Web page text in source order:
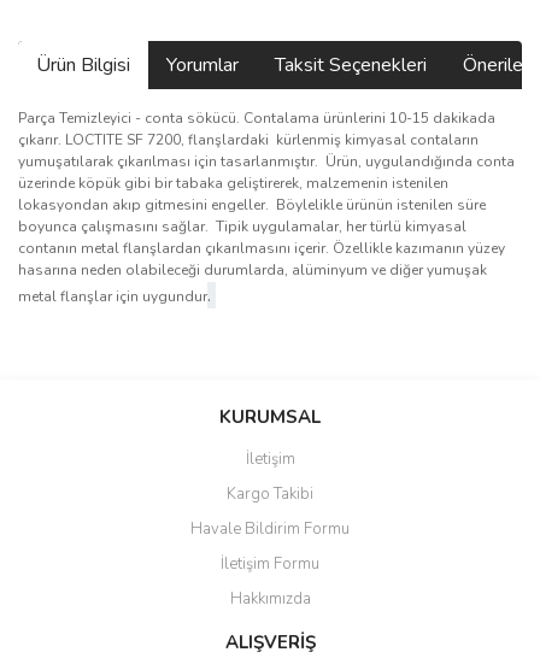
Ürün Bilgisi Yorumlar Taksit Seçenekleri
Parça Temizleyici - conta sökücü. Contalama ürünlerini 10-15 dakikada
çıkarır. LOCTITE SF 7200, flanşlardaki kürlenmiş kimyasal contaların
yumuşatılarak çıkarılması için tasarlanmıştır. Ürün, uygulandığında conta
üzerinde köpük gibi bir tabaka geliştirerek, malzemenin istenilen
lokasyondan akıp gitmesini engeller. Böylelikle ürünün istenilen süre
boyunca çalışmasını sağlar. Tipik uygulamalar, her türlü kimyasal
contanın metal flanşlardan çıkarılmasını içerir. Özellikle kazımanın yüzey
hasarına neden olabileceği durumlarda, alüminyum ve diğer yumuşak
metal flanşlar için uygundur.
Bu ürüne ilk yorumu siz yapın!
Ürün resmi kalitesiz, bozuk veya görüntülenemiyor.
Ürün açıklamasında eksik bilgiler bulunuyor.
Ürün bilgilerinde hatalar bulunuyor.
Ürün fiyatı diğer sitelerden daha pahalı.
Bu ürüne benzer farklı alternatifler olmalı.
KURUMSAL
İletişim
Kargo Takibi
Havale Bildirim Formu
İletişim Formu
Hakkımızda
ALIŞVERİŞ